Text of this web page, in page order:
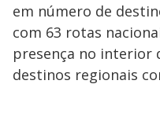
em número de
com 63 rotas
presença no interior
destinos regionais